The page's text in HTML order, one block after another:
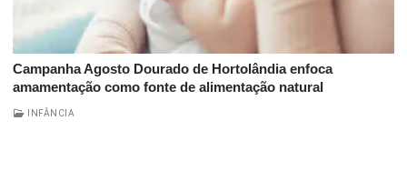
Campanha Agosto Dourado de Hortolândia enfoca
amamentação como fonte de alimentação natural
INFÂNCIA